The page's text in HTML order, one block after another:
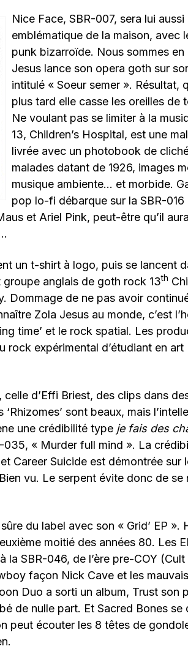
Nice Face, SBR-007, sera lui aussi
emblématique de la maison, avec
punk bizarroïde. Nous sommes
Jesus lance son opera goth sur
intitulé « Soeur semer ». Résultat,
plus tard elle casse les oreilles de
Ne voulant pas se limiter à la
13, Children’s Hospital, est une
livrée avec un photobook de
malades datant de 1926, images
musique ambiente… et morbide.
pop lo-fi débarque sur la SBR-016
et Ariel Pink, peut-être qu’il
un t-shirt à logo, puis se lancent
groupe anglais de goth rock 13th
Dommage de ne pas avoir
Zola Jesus au monde, c’est
time’ et le rock spatial. Les
rock expérimental d’étudiant en
d’Effi Briest, des clips dans
sont beaux, mais
une crédibilité type je fais des
035, « Murder full mind ». La
Career Suicide est démontrée sur
vu. Le serpent évite donc de se
du label avec son « Grid’ EP ».
moitié des années 80. Les
la SBR-046, de l’ère pre-COY
façon Nick Cave et les
Duo a sorti un album, Trust son
de nulle part. Et Sacred Bones se
peut écouter les 8 têtes de